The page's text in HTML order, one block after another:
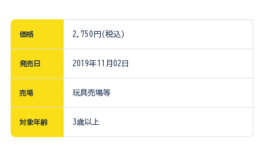
価格 2,750円(税込)
発売日 2019年11月02日
売場 玩具売場等
対象年齢 3歳以上